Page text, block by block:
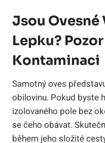
Jsou Ovesné
Lepku?
Kontaminaci
Samotný oves
obilovinu. Pokud byste
izolovaného pole bez
se čeho obávat.
během jeho složité